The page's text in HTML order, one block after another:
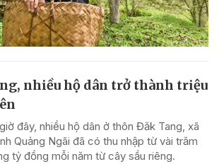
nhiều hộ dân trở thành triệu
đây, nhiều hộ dân ở thôn Đăk Tang, xã
Quảng Ngãi đã có thu nhập từ vài trăm
tỷ đồng mỗi năm từ cây sầu riêng.